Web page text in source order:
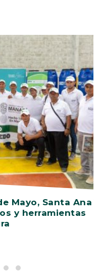
Mayo, Santa Ana
y herramientas